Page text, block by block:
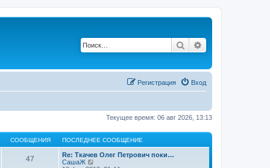
Поиск
Вход
Регистрация
Текущее время: 06 авг 2026, 13:13
СООБЩЕНИЯ ПОСЛЕДНЕЕ СООБЩЕНИЕ
47
Re: Ткачев Олег Петрович поки…
СашаЖ